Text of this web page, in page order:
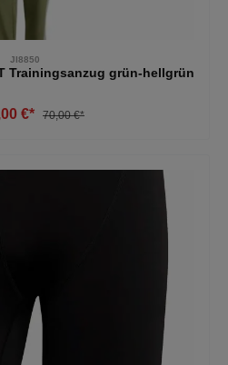
JI8850
Trainingsanzug grün-hellgrün
€* 70,00 €*